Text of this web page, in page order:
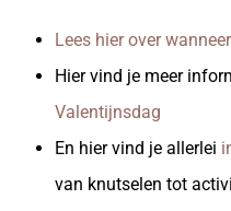
Lees hier over
Hier vind je meer
Valentijnsdag
En hier vind je allerlei
van knutselen tot